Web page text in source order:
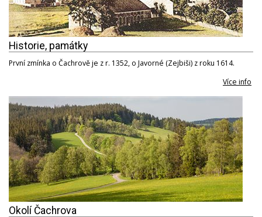
Historie, památky
První zmínka o Čachrově je z r. 1352, o Javorné (Zejbiši) z roku 1614.
Více info
Okolí Čachrova